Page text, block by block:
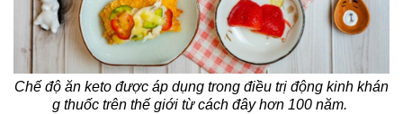
Chế độ ăn keto được áp dụng trong điều trị động kinh khán
g thuốc trên thế giới từ cách đây hơn 100 năm.